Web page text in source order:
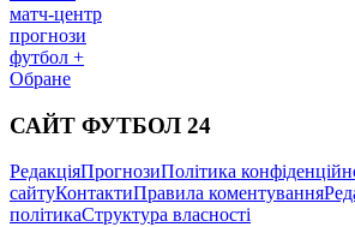
матч-центр
прогнози
футбол +
Обране
САЙТ ФУТБОЛ 24
РедакціяПрогнозиПолітика
сайтуКонтактиПравила коментування
політикаСтруктура власності